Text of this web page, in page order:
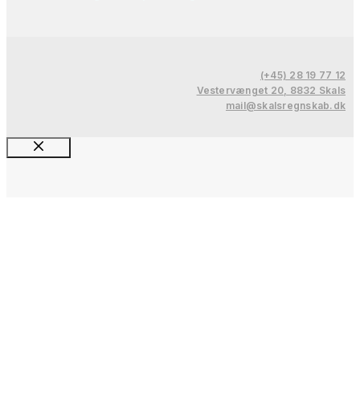
(+45) 28 19 77 12
Vestervænget 20, 8832 Skals
mail@skalsregnskab.dk
Luk